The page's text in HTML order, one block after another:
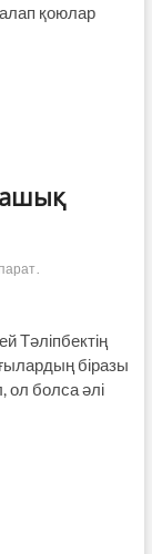
қоюлар
Тәліпбектің
біразы
ол болса әлі